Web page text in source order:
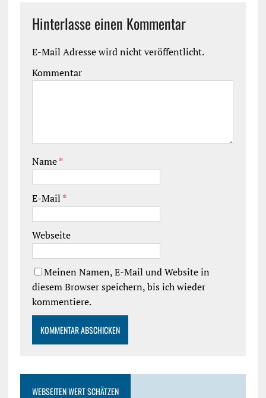
Hinterlasse einen Kommentar
E-Mail Adresse wird nicht veröffentlicht.
Kommentar
Name*
E-Mail *
Webseite
Meinen Namen, E-Mail und Website in
diesem Browser speichern, bis ich wieder
kommentiere.
WEBSEITEN WERT SCHÄTZEN